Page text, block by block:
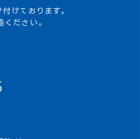
けております。
ださい。